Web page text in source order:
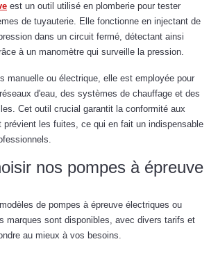
est un outil utilisé en plomberie pour tester
de tuyauterie. Elle fonctionne en injectant de
dans un circuit fermé, détectant ainsi
à un manomètre qui surveille la pression.
manuelle ou électrique, elle est employée pour
d'eau, des systèmes de chauffage et des
Cet outil crucial garantit la conformité aux
prévient les fuites, ce qui en fait un indispensable
nos pompes à épreuve
de pompes à épreuve électriques ou
marques sont disponibles, avec divers tarifs et
au mieux à vos besoins.